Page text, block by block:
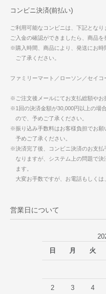
コンビニ決済(前払い)
ご利用可能なコンビニは、下記となり
ご入金の確認ができましたら、商品を
※購入時間、商品により、発送にお時
ご了承ください。
ファミリーマート／ローソン／セイ
※ご注文後メールにてお支払総額やお
※1回の決済金額が30,000円以上の場
ので、予めご了承ください。
※振り込み手数料はお客様負担でお願
予めご了承ください。
※決済完了後、コンビニ決済のお支払
なりますが、システム上の問題で決
ます。
大変お手数ですが、お電話もしくは
営業日について
日
月 火
2 3 4